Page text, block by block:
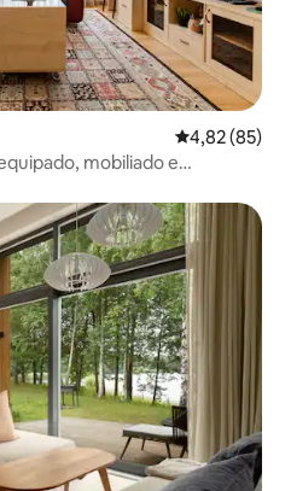
4,82 de uma
4,82 (85)
mobiliado e